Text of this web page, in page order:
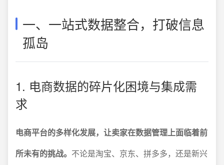
一、一站式数据整合，打破信息
孤岛
1. 电商数据的碎片化困境与集成需
求
电商平台的多样化发展，让卖家在数据管理上面临着前
所未有的挑战。 不论是淘宝、京东、拼多多，还是新兴